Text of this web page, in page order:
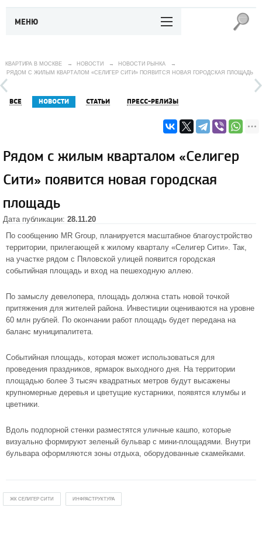
МЕНЮ
КВАРТИРА В МОСКВЕ → НОВОСТИ → НОВОСТИ РЫНКА
→
РЯДОМ С ЖИЛЫМ КВАРТАЛОМ «СЕЛИГЕР СИТИ» ПОЯВИТСЯ НОВАЯ ГОРОДСКАЯ ПЛОЩАДЬ
ВСЕ НОВОСТИ СТАТЬИ ПРЕСС-РЕЛИЗЫ
Рядом с жилым кварталом «Селигер
Сити» появится новая городская
площадь
Дата публикации: 28.11.20
По сообщению MR Group, планируется масштабное благоустройство
территории, прилегающей к жилому кварталу «Селигер Сити». Так,
на участке рядом с Пяловской улицей появится городская
событийная площадь и вход на пешеходную аллею.
По замыслу девелопера, площадь должна стать новой точкой
притяжения для жителей района. Инвестиции оцениваются на уровне
60 млн рублей. По окончании работ площадь будет передана на
баланс муниципалитета.
Событийная площадь, которая может использоваться для
проведения праздников, ярмарок выходного дня. На территории
площадью более 3 тысяч квадратных метров будут высажены
крупномерные деревья и цветущие кустарники, появятся клумбы и
цветники.
Вдоль подпорной стенки разместятся уличные кашпо, которые
визуально формируют зеленый бульвар с мини-площадями. Внутри
бульвара оформляются зоны отдыха, оборудованные скамейками.
ЖК СЕЛИГЕР СИТИ ИНФРАСТРУКТУРА